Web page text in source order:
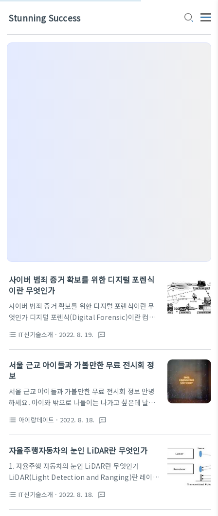
Stunning Success
사이버 범죄 증거 확보를 위한 디지털 포렌식
이란 무엇인가
사이버 범죄 증거 확보를 위한 디지털 포렌식이란 무
엇인가 디지털 포렌식(Digital Forensic)이란 컴퓨
료를 확보하기 위하여 컴퓨터 저장매체 등의 컴퓨터
시스템과 네트워크로부터 자료를 수집, 분석 및 보전
하여 디지털 자료가 법적 증거물로써 제출할 수 있는
일련의 절차 및 방법을 말합니다. 해킹 등을 통한 컴퓨
죄에 대한 과학적인 법적 대응책 마련의 필요성이 증
가하게 되면서 디지털 포렌식이 등장하게 되었습니다.
이 문서에서는 디지털 포렌식의 기본원칙과 디지털 포
포렌식 아래의 5가지 기본 원칙을 따라..
format_list_bulleted IT신기술소개 · 2022. 8. 19. textsms
서울 근교 아이들과 가볼만한 무료 전시회 정
보
서울 근교 아이들과 가볼만한 무료 전시회 정보 안녕
하세요. 아이와 밖으로 나들이는 나가고 싶은데 날씨
해 무료 전시회 정보를 가지고 왔습니다. 경기도 화성
시에 위치한 화성ICT 생활문화센터에서 2022화성오
디세이라는 미디어 아트전을 진행하고 있는데요.
있습니다. 주차장에 주차하고 R5 건물로 들어와 계단
을 내려오면 전시회를 무료로 감상할 수 있습니다. 전
시장으로 가기전에 로얄앤컴퍼니 전시장이 있어 다양
format_list_bulleted 아이랑데이트 · 2022. 8. 18. textsms
자율주행자동차의 눈인 LiDAR란 무엇인가
1. 자율주행 자동차의 눈인 LiDAR란 무엇인가
LiDAR(Light Detection and Ranging)란 레이저
시간과 강도, 주파수의 변화와 편광 상태의 변화 등으
로부터 측정 대상물의 거리와 농도, 속도, 형상 등 물
format_list_bulleted IT신기술소개 · 2022. 8. 18. textsms